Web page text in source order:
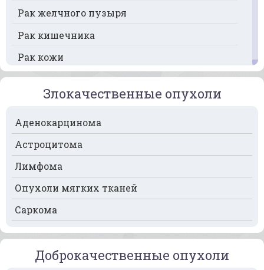
Рак желчного пузыря
Рак кишечника
Рак кожи
Рак кости
Рак крови
Рак легких
Рак лимфоузлов
Рак молочной железы
Рак мочевого пузыря
Рак носа
Рак печени
Рак пищевода
Злокачественные опухоли
Аденокарцинома
Астроцитома
Лимфома
Опухоли мягких тканей
Саркома
Доброкачественные опухоли